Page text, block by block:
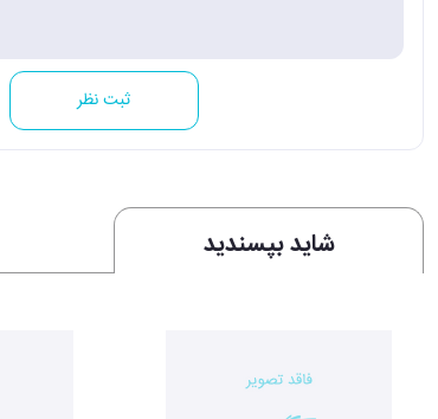
ثبت نظر
شاید بپسندید